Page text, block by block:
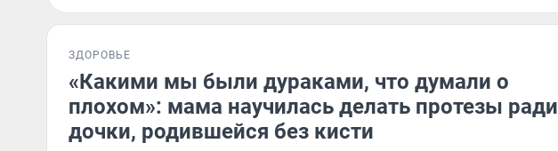
ЗДОРОВЬЕ
«Какими мы были дураками, что думали о
плохом»: мама научилась делать протезы ради
дочки, родившейся без кисти